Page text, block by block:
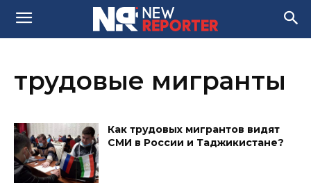
трудовые мигранты
Как трудовых мигрантов видят
СМИ в России и Таджикистане?